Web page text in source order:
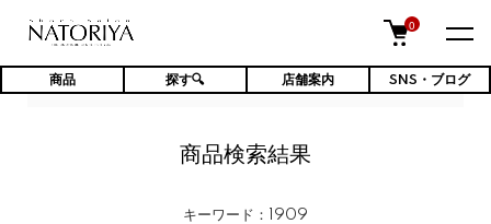
0
商品 探す🔍 店舗案内 SNS・ブログ
TOP 商品検索結果
商品検索結果
キーワード：1909